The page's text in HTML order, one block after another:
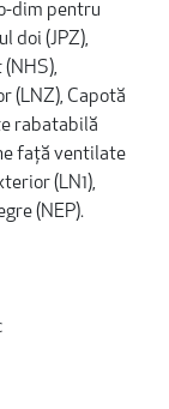
dim pentru
doi (JPZ),
(LNZ), Capotă
rabatabilă
față ventilate
(LN1),
(NEP).